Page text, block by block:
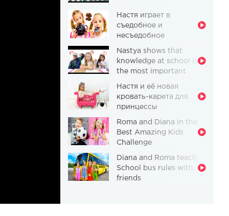
Настя играет в
съедобное и
несъедобное
Nastya shows that
knowledge at school is
the most important
Настя и её новая
кровать-карета для
принцессы
Roma and Diana in the
Best Amazing Kids
Challenge
Diana and Roma teach
School bus rules with
friends